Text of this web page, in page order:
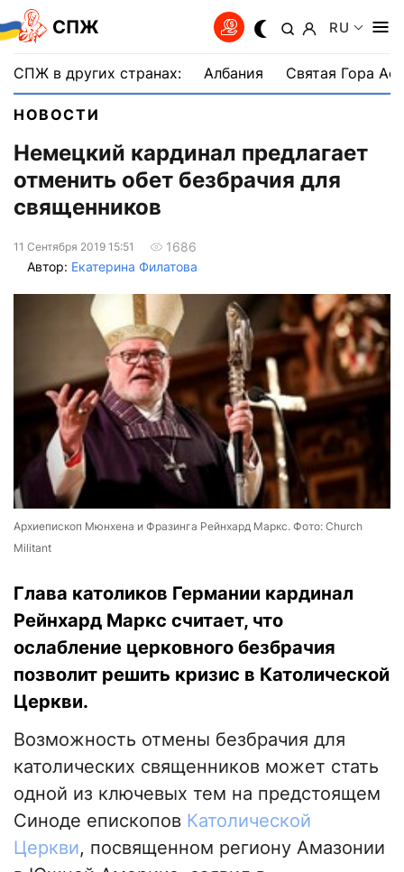
СПЖ RU
СПЖ в других странах: Албания Святая Гора
НОВОСТИ
Немецкий кардинал предлагает
отменить обет безбрачия для
священников
11 Сентября 2019 15:51
1686
Автор: Екатерина Филатова
Архиепископ Мюнхена и Фразинга Рейнхард Маркс. Фото: Church
Militant
Глава католиков Германии кардинал
Рейнхард Маркс считает, что
ослабление церковного безбрачия
позволит решить кризис в Католической
Церкви.
Возможность отмены безбрачия для
католических священников может стать
одной из ключевых тем на предстоящем
Синоде епископов Католической
Церкви, посвященном региону Амазонии